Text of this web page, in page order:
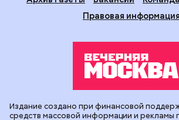
Правовая информация
Издание создано при финансовой
средств массовой информации и рекламы